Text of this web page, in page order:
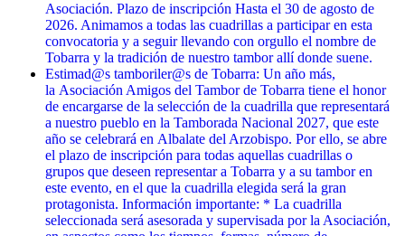
Asociación. Plazo de inscripción Hasta el 30 de agosto de
2026. Animamos a todas las cuadrillas a participar en esta
convocatoria y a seguir llevando con orgullo el nombre de
Tobarra y la tradición de nuestro tambor allí donde suene.
Estimad@s tamboriler@s de Tobarra: Un año más,
la Asociación Amigos del Tambor de Tobarra tiene el honor
de encargarse de la selección de la cuadrilla que representará
a nuestro pueblo en la Tamborada Nacional 2027, que este
año se celebrará en Albalate del Arzobispo. Por ello, se abre
el plazo de inscripción para todas aquellas cuadrillas o
grupos que deseen representar a Tobarra y a su tambor en
este evento, en el que la cuadrilla elegida será la gran
protagonista. Información importante: * La cuadrilla
seleccionada será asesorada y supervisada por la Asociación,